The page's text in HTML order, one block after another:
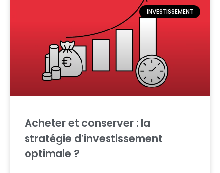
INVESTISSEMENT
Acheter et conserver : la
stratégie d’investissement
optimale ?